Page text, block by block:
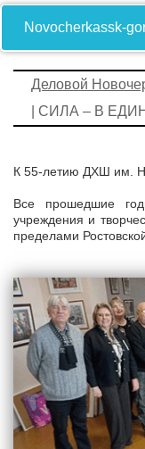
Novocherkassk-
Деловой
| СИЛА – В
К 55-летию ДХШ им.
Все прошедшие
учреждения и
пределами